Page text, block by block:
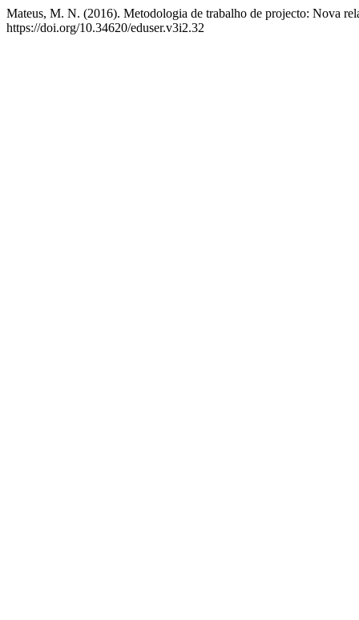
Mateus, M. N. (2016). Metodologia de trabalho de projecto: Nova
https://doi.org/10.34620/eduser.v3i2.32